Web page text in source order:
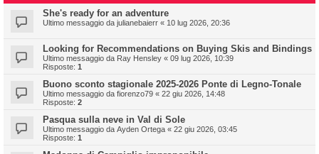
She's ready for an adventure
Ultimo messaggio da julianebaierr « 10 lug 2026, 20:36
Looking for Recommendations on Buying Skis and Bindings
Ultimo messaggio da Ray Hensley « 09 lug 2026, 10:39
Risposte: 1
Buono sconto stagionale 2025-2026 Ponte di Legno-Tonale
Ultimo messaggio da fiorenzo79 « 22 giu 2026, 14:48
Risposte: 2
Pasqua sulla neve in Val di Sole
Ultimo messaggio da Ayden Ortega « 22 giu 2026, 03:45
Risposte: 1